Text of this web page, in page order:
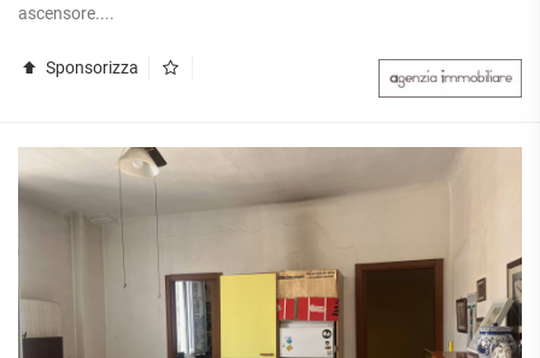
ascensore....
Sponsorizza